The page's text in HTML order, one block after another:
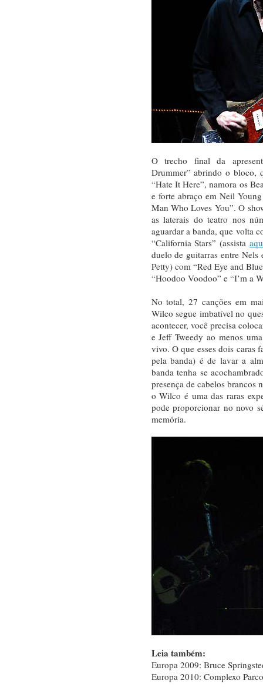
O trecho final da
Drummer” abrindo o bloco,
“Hate It Here”, namora os
e forte abraço em Neil
Man Who Loves You”. O
as laterais do teatro nos
aguardar a banda, que volta
“California Stars” (assista
duelo de guitarras entre Nels
Petty) com “Red Eye and
“Hoodoo Voodoo” e “I’m a
No total, 27 canções em
Wilco segue imbatível no
acontecer, você precisa
e Jeff Tweedy ao menos
vivo. O que esses dois caras
pela banda) é de lavar a
banda tenha se
presença de cabelos brancos
o Wilco é uma das raras
pode proporcionar no novo
memória.
Leia também:
Europa 2009: Bruce
Europa 2010: Complexo